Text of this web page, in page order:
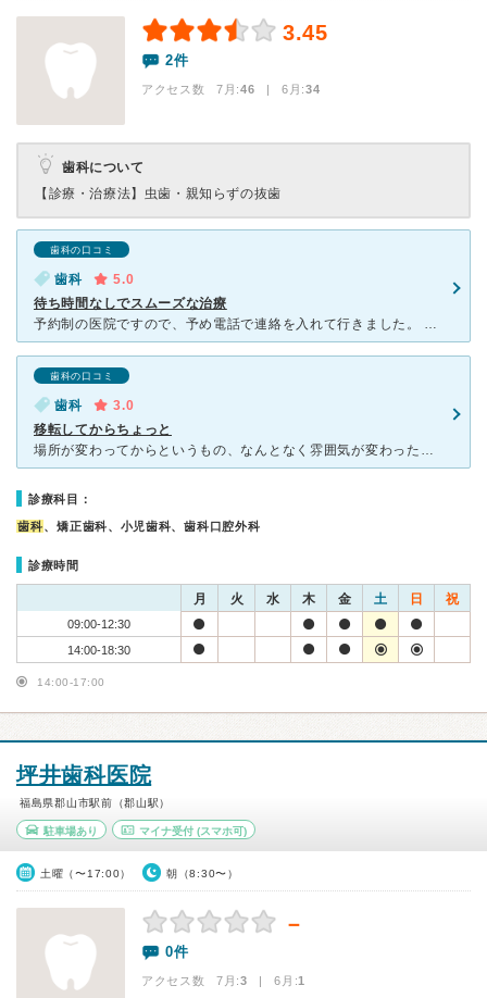
3.45
2件
アクセス数 7月:46 | 6月:34
歯科について
【診療・治療法】 虫歯・親知らずの抜歯
歯科の口コミ
歯科
5.0
待ち時間なしでスムーズな治療
予約制の医院ですので、予め電話で連絡を入れて行きました。 問診票の記入の後は、すぐに治療室に案内されました。 ほとんどの歯科医院が診療室は土足禁止だと思うのですが、こちらはそのまま入室が可能とのこ
歯科の口コミ
歯科
3.0
移転してからちょっと
場所が変わってからというもの、なんとなく雰囲気が変わったような。 銀歯が取れてしまって急に夕方行ったのですが、処置してくれたのはとても助かったものの、取れた銀歯をそのまま入れられてしまい、なんとなく
診療科目：
歯科、矯正歯科、小児歯科、歯科口腔外科
診療時間
月 火 水 木 金 土 日 祝
09:00-12:30
14:00-18:30
14:00-17:00
坪井歯科医院
福島県郡山市駅前（郡山駅）
駐車場あり マイナ受付(スマホ可)
土曜（〜17:00） 朝（8:30〜）
－
0件
アクセス数 7月:3 | 6月:1